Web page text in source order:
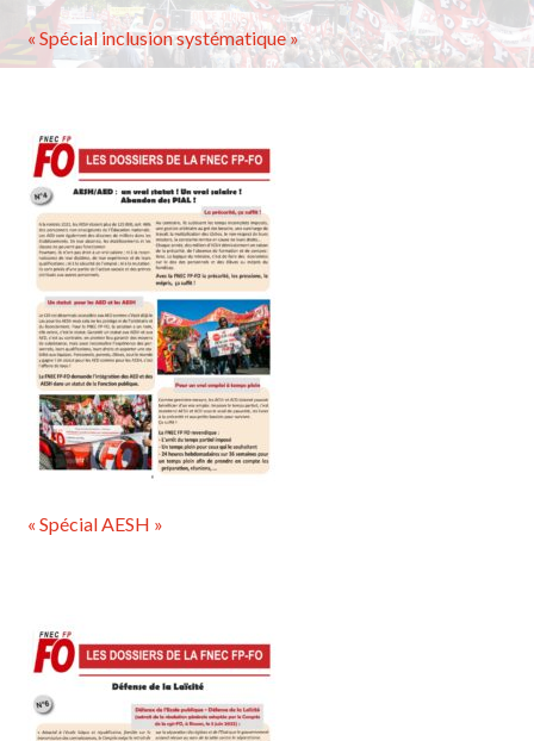
« Spécial inclusion systématique »
« Spécial AESH »